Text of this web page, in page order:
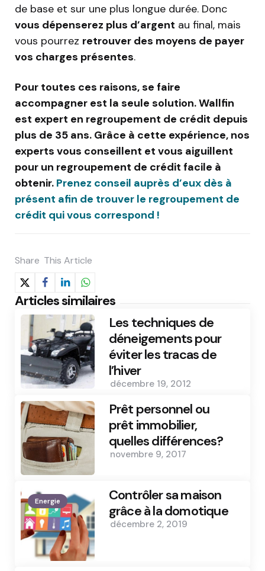
de base et sur une plus longue durée. Donc
vous dépenserez plus d’argent au final, mais
vous pourrez retrouver des moyens de payer
vos charges présentes.
Pour toutes ces raisons, se faire
accompagner est la seule solution. Wallfin
est expert en regroupement de crédit depuis
plus de 35 ans. Grâce à cette expérience, nos
experts vous conseillent et vous aiguillent
pour un regroupement de crédit facile à
obtenir. Prenez conseil auprès d’eux dès à
présent afin de trouver le regroupement de
crédit qui vous correspond !
Share This Article
Articles similaires
Les techniques de
déneigements pour
éviter les tracas de
l’hiver
décembre 19, 2012
Prêt personnel ou
prêt immobilier,
quelles différences?
novembre 9, 2017
Energie
Contrôler sa maison
grâce à la domotique
décembre 2, 2019